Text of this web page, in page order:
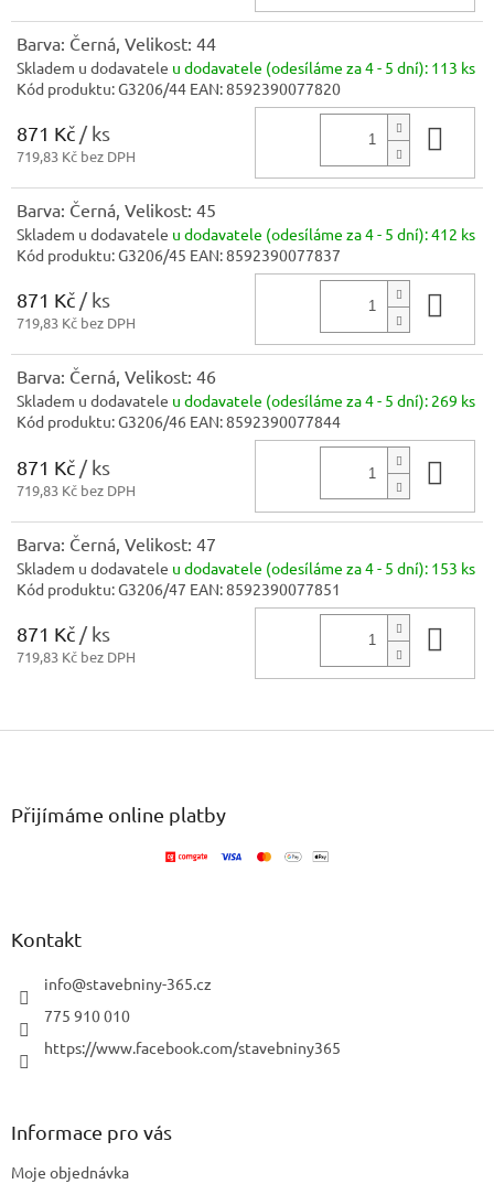
Barva: Černá, Velikost: 44
Skladem u dodavatele u dodavatele (odesíláme za 4 - 5 dní): 113 ks
Kód produktu:G3206/44 EAN:8592390077820
871 Kč / ks
719,83 Kč bez DPH
Barva: Černá, Velikost: 45
Skladem u dodavatele u dodavatele (odesíláme za 4 - 5 dní):412 ks
Kód produktu:G3206/45 EAN:8592390077837
871 Kč / ks
719,83 Kč bez DPH
Barva: Černá, Velikost: 46
Skladem u dodavatele u dodavatele (odesíláme za 4 - 5 dní): 269 ks
Kód produktu:G3206/46 EAN:8592390077844
871 Kč / ks
719,83 Kč bez DPH
Barva: Černá, Velikost: 47
Skladem u dodavatele u dodavatele (odesíláme za 4 - 5 dní): 153 ks
Kód produktu:G3206/47 EAN:8592390077851
871 Kč / ks
719,83 Kč bez DPH
Z
Přijímáme online platby
Kontakt
info@stavebniny-365.cz
775 910 010
https://www.facebook.com/stavebniny365
Informace pro vás
Moje objednávka